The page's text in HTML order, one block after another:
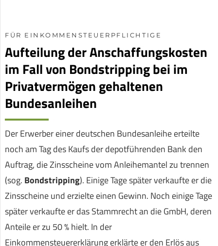
FÜR EINKOMMENSTEUERPFLICHTIGE
Aufteilung der Anschaffungskosten
im Fall von Bondstripping bei im
Privatvermögen gehaltenen
Bundesanleihen
Der Erwerber einer deutschen Bundesanleihe erteilte
noch am Tag des Kaufs der depotführenden Bank den
Auftrag, die Zinsscheine vom Anleihemantel zu trennen
(sog. Bondstripping). Einige Tage später verkaufte er die
Zinsscheine und erzielte einen Gewinn. Noch einige Tage
später verkaufte er das Stammrecht an die GmbH, deren
Anteile er zu 50 % hielt. In der
Einkommensteuererklärung erklärte er den Erlös aus